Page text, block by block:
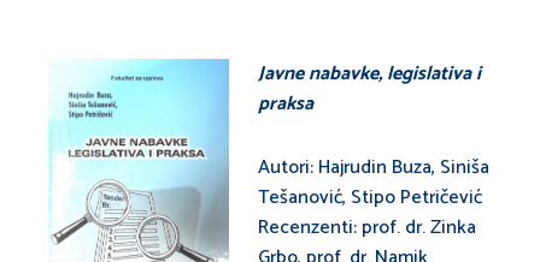
Javne nabavke, legislativa i
praksa
Autori: Hajrudin Buza, Siniša
Tešanović, Stipo Petričević
Recenzenti: prof. dr. Zinka